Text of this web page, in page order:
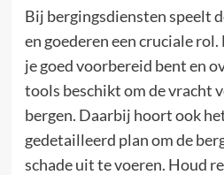
Bij bergingsdiensten speelt
en goederen een cruciale
je goed voorbereid bent en
tools beschikt om de vracht
bergen. Daarbij hoort ook
gedetailleerd plan om de
schade uit te voeren. Houd